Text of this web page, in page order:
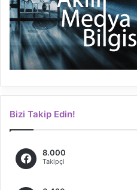
Bizi Takip Edin!
8.000
Takipçi